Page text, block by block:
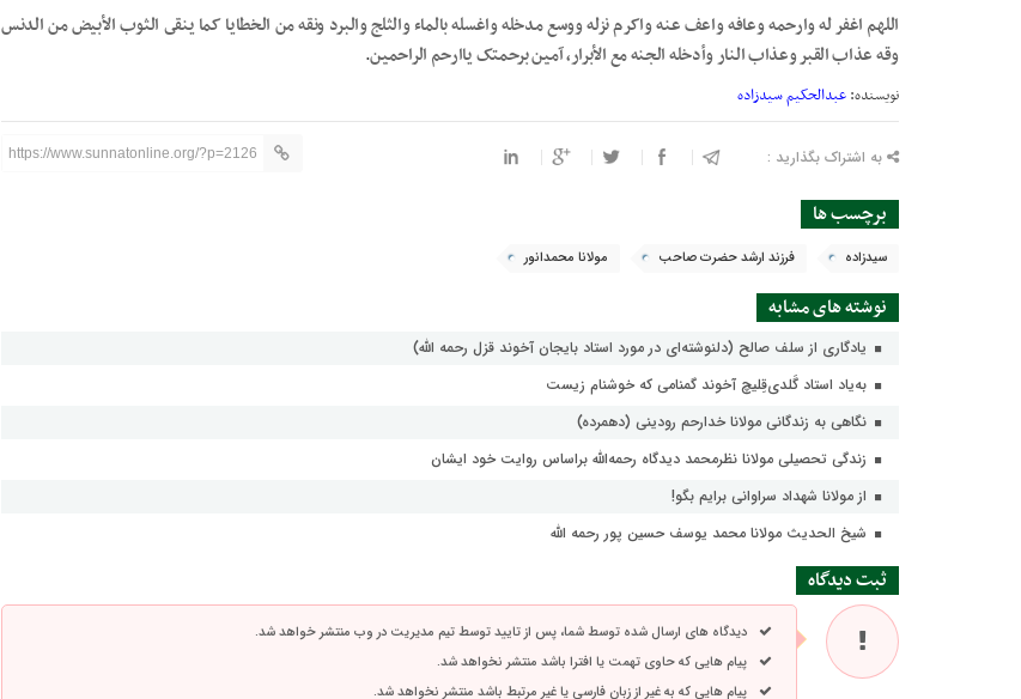
اللهم اغفر له وارحمه وعافه واعف عنه واکرم نزله ووسع مدخله واغسله بالماء والثلج والبرد ونقه من الخطایا کما ینقى الثوب الأبیض من الدنس
وقه عذاب القبر وعذاب النار وأدخله الجنه مع الأبرار، آمین برحمتک یاارحم الراحمین.
نویسنده:عبدالحکیم سیدزاده
به اشتراک بگذارید : https://www.sunnatonline.org/?p=2126
برچسب ها
سیدزاده فرزند ارشد حضرت صاحب مولانا محمدانور
نوشته های مشابه
یادگاری از سلف صالح (دلنوشته‌ای در مورد استاد بایجان آخوند قزل رحمه الله)
به‌یاد استاد گَلدی‌قِلیچ آخوند گمنامی که خوشنام زیست
نگاهی به زندگانی مولانا خدارحم رودینی (دهمرده)
زندگی تحصیلی مولانا نظرمحمد دیدگاه رحمه‌الله براساس روایت خود ایشان
از مولانا شهداد سراوانی برایم بگو!
شیخ الحدیث مولانا محمد یوسف حسین پور رحمه الله
ثبت دیدگاه
دیدگاه های ارسال شده توسط شما، پس از تایید توسط تیم مدیریت در وب منتشر خواهد شد.
پیام هایی که حاوی تهمت یا افترا باشد منتشر نخواهد شد.
پیام هایی که به غیر از زبان فارسی یا غیر مرتبط باشد منتشر نخواهد شد.